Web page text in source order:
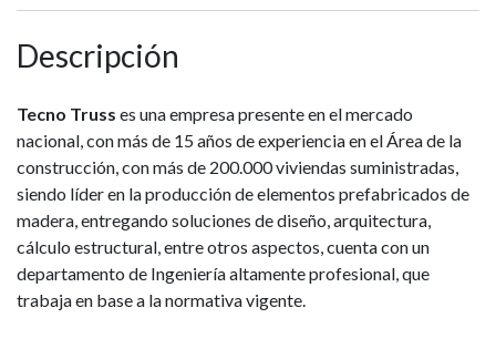
Descripción
Tecno Truss es una empresa presente en el mercado
nacional, con más de 15 años de experiencia en el Área de la
construcción, con más de 200.000 viviendas suministradas,
siendo líder en la producción de elementos prefabricados de
madera, entregando soluciones de diseño, arquitectura,
cálculo estructural, entre otros aspectos, cuenta con un
departamento de Ingenierí­a altamente profesional, que
trabaja en base a la normativa vigente.